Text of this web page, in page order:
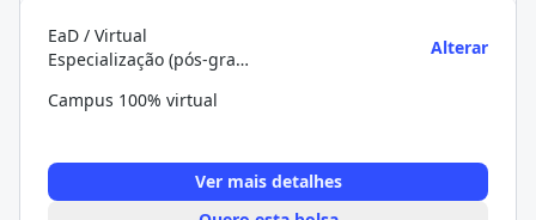
EaD / Virtual
Especialização (pós-graduação)
Alterar
Campus 100% virtual
Ver mais detalhes